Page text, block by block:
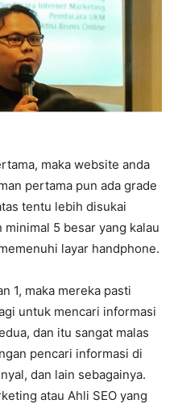
maka website anda
pertama pun ada grade
tentu lebih disukai
5 besar yang kalau
layar handphone.
1, maka mereka pasti
untuk mencari informasi
dan itu sangat malas
pencari informasi di
dan lain sebagainya.
atau Ahli SEO yang